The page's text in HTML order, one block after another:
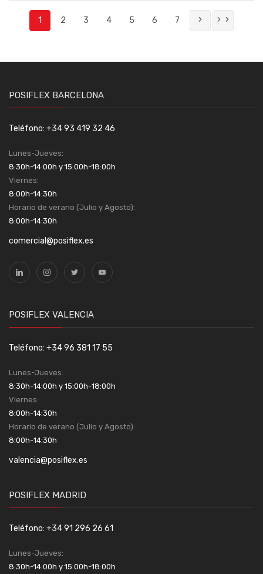
1 2 3 4 5 6 7
POSIFLEX BARCELONA
Teléfono: +34 93 419 32 46
Lunes-Jueves:
8:30h-14:00h y 15:00h-18:00h
Viernes:
8:00h-14:30h
Horario de verano (Julio y Agosto):
8:00h-14:30h
comercial@posiflex.es
POSIFLEX VALENCIA
Teléfono: +34 96 381 17 55
Lunes-Jueves:
8:30h-14:00h y 15:00h-18:00h
Viernes:
8:00h-14:30h
Horario de verano (Julio y Agosto):
8:00h-14:30h
valencia@posiflex.es
POSIFLEX MADRID
Teléfono: +34 91 296 26 61
Lunes-Jueves:
8:30h-14:00h y 15:00h-18:00h